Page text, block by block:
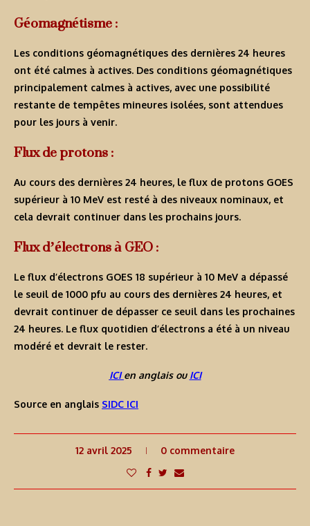
Géomagnétisme :
Les conditions géomagnétiques des dernières 24 heures
ont été calmes à actives. Des conditions géomagnétiques
principalement calmes à actives, avec une possibilité
restante de tempêtes mineures isolées, sont attendues
pour les jours à venir.
Flux de protons :
Au cours des dernières 24 heures, le flux de protons GOES
supérieur à 10 MeV est resté à des niveaux nominaux, et
cela devrait continuer dans les prochains jours.
Flux d’électrons à GEO :
Le flux d’électrons GOES 18 supérieur à 10 MeV a dépassé
le seuil de 1000 pfu au cours des dernières 24 heures, et
devrait continuer de dépasser ce seuil dans les prochaines
24 heures. Le flux quotidien d’électrons a été à un niveau
modéré et devrait le rester.
ICIen anglais ou ICI
Source en anglais SIDC ICI
12 avril 2025 0 commentaire